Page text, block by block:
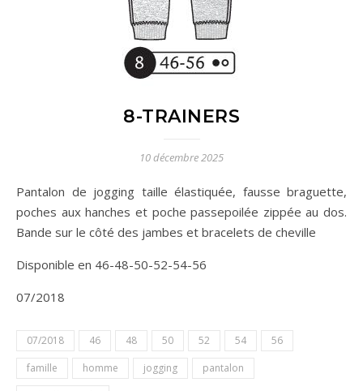
8-TRAINERS
10 décembre 2025
Pantalon de jogging taille élastiquée, fausse braguette,
poches aux hanches et poche passepoilée zippée au dos.
Bande sur le côté des jambes et bracelets de cheville
Disponible en 46-48-50-52-54-56
07/2018
07/2018 46 48 50 52 54
56
famille
homme jogging
pantalon